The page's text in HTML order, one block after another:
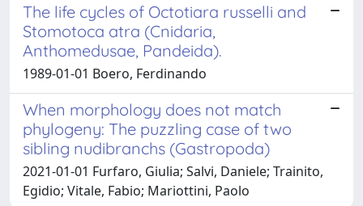
The life cycles of Octotiara russelli and
Stomotoca atra (Cnidaria,
Anthomedusae, Pandeida).
1989-01-01 Boero, Ferdinando
When morphology does not match
phylogeny: The puzzling case of two
sibling nudibranchs (Gastropoda)
2021-01-01 Furfaro, Giulia; Salvi, Daniele; Trainito,
Egidio; Vitale, Fabio; Mariottini, Paolo